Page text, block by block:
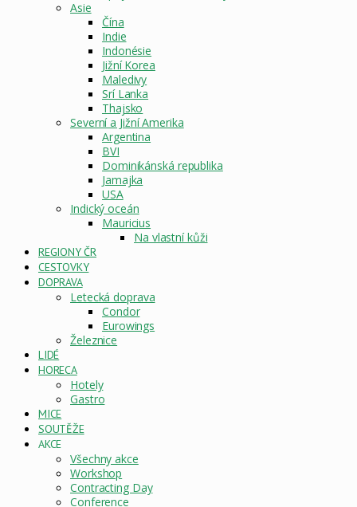
Asie
Čína
Indie
Indonésie
Jižní Korea
Maledivy
Srí Lanka
Thajsko
Severní a Jižní Amerika
Argentina
BVI
Dominikánská republika
Jamajka
USA
Indický oceán
Mauricius
Na vlastní kůži
REGIONY ČR
CESTOVKY
DOPRAVA
Letecká doprava
Condor
Eurowings
Železnice
LIDÉ
HORECA
Hotely
Gastro
MICE
SOUTĚŽE
AKCE
Všechny akce
Workshop
Contracting Day
Conference